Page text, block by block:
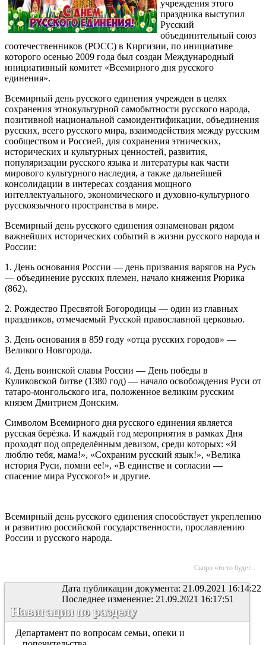
учреждения этого
праздника выступил
Русский
объединительный союз
соотечественников (РОСС) в Киргизии, по инициативе
которого осенью 2009 года был создан Международный
инициативный комитет «Всемирного дня русского
единения».
Всемирный день русского единения учрежден в целях
сохранения этнокультурной самобытности русского народа,
позитивной национальной самоидентификации, объединения
русских, всего русского мира, взаимодействия между русским
сообществом и Россией, для сохранения этнических,
исторических и культурных ценностей, развития,
популяризации русского языка и литературы как части
мирового культурного наследия, а также дальнейшей
консолидации в интересах создания мощного
интеллектуального, экономического и духовно-культурного
русскоязычного пространства в мире.
Всемирный день русского единения ознаменован рядом
важнейших исторических событий в жизни русского народа и
России:
1. День основания России — день призвания варягов на Русь
— объединение русских племен, начало княжения Рюрика
(862).
2. Рождество Пресвятой Богородицы — один из главных
праздников, отмечаемый Русской православной церковью.
3. День основания в 859 году «отца русских городов» —
Великого Новгорода.
4. День воинской славы России — День победы в
Куликовской битве (1380 год) — начало освобождения Руси от
татаро-монгольского ига, положенное великим русским
князем Дмитрием Донским.
Символом Всемирного дня русского единения является
русская берёзка. И каждый год мероприятия в рамках Дня
проходят под определённым девизом, среди которых: «Я
люблю тебя, мама!», «Сохраним русский язык!», «Велика
история Руси, помни ее!», «В единстве и согласии —
спасение мира Русского!» и другие.
Всемирный день русского единения способствует укреплению
и развитию российской государственности, прославлению
России и русского народа.
Скоро что то будет...
Дата публикации документа: 21.09.2021 16:14:22
Последнее изменение: 21.09.2021 16:17:51
Навигация по разделу
Департамент по вопросам семьи, опеки и